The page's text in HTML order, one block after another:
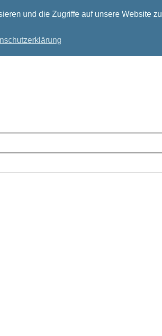
und die Zugriffe auf unsere Website zu